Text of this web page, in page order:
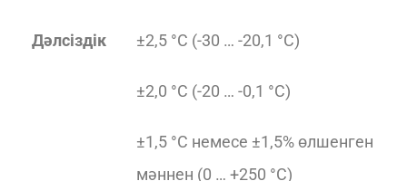
Дәлсіздік ±2,5 °C (-30 … -20,1 °C)
±2,0 °C (-20 … -0,1 °C)
±1,5 °C немесе ±1,5% өлшенген
мәннен (0 … +250 °C)